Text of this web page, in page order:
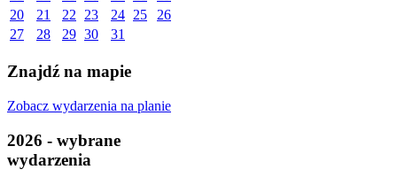
20
21 22 23 24 25
26
27
28 29 30 31
Znajdź na mapie
Zobacz wydarzenia na planie
2026 - wybrane
wydarzenia